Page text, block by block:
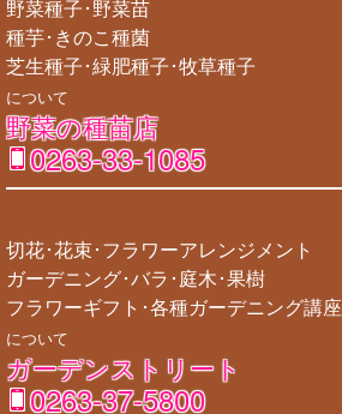
野菜種子･野菜苗
種芋･きのこ種菌
芝生種子･緑肥種子･牧草種子
について
野菜の種苗店
0263-33-1085
切花･花束･フラワーアレンジメント
ガーデニング･バラ･庭木･果樹
フラワーギフト･各種ガーデニング講座
について
ガーデンストリート
0263-37-5800